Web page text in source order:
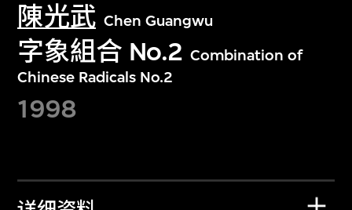
陳光武 Chen Guangwu
字象組合 No.2 Combination of
Chinese Radicals No.2
1998
探索世界顶级的二十及二十一世纪视觉
文化藏品。